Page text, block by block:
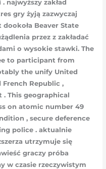
najwyższy zakład
gry żyją zazwyczaj
Beaver State
przez z zakładać
o wysokie stawki. The
to participant from
the unify United
Republic ,
This geographical
on atomic number 49
, secure deference
police . aktualnie
utrzymuje się
graczy próba
w czasie rzeczywistym